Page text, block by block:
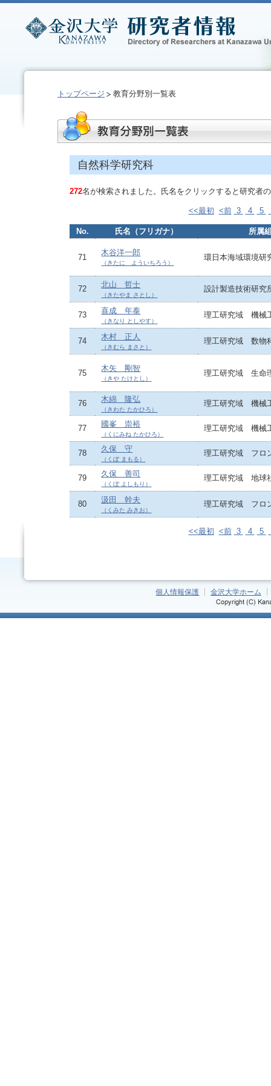
トップページ 教育分野別一覧表
自然科学研究科
272名が検索されました。氏名をクリックすると研究者
<<最初 <前 3 4 5
No. 氏名（フリガナ） 所属
71
木谷洋一郎
（きたに よういちろう）
環日本海域環境研
72 北山 哲士
（きたやま さとし）
設計製造技術研究
73 喜成 年泰
（きなり としやす）
理工研究域 機械
74 木村 正人
（きむら まさと）
理工研究域 数物
75
木矢 剛智
（きや たけとし）
理工研究域 生命
76 木綿 隆弘
（きわた たかひろ）
理工研究域 機械
77 國峯 崇裕
（くにみね たかひろ）
理工研究域 機械
78 久保 守
（くぼ まもる）
理工研究域 フロ
79 久保 善司
（くぼ よしもり）
理工研究域 地球
80 汲田 幹夫
（くみた みきお）
理工研究域 フロ
<<最初 <前 3 4 5
個人情報保護 金沢大学ホーム